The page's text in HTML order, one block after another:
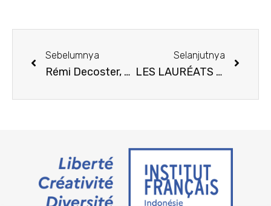
Sebelumnya
Rémi Decoster, photographe français raconte son expérience des séjours à Surabaya
Selanjutnya
LES LAURÉATS DES APPELS À PROJETS